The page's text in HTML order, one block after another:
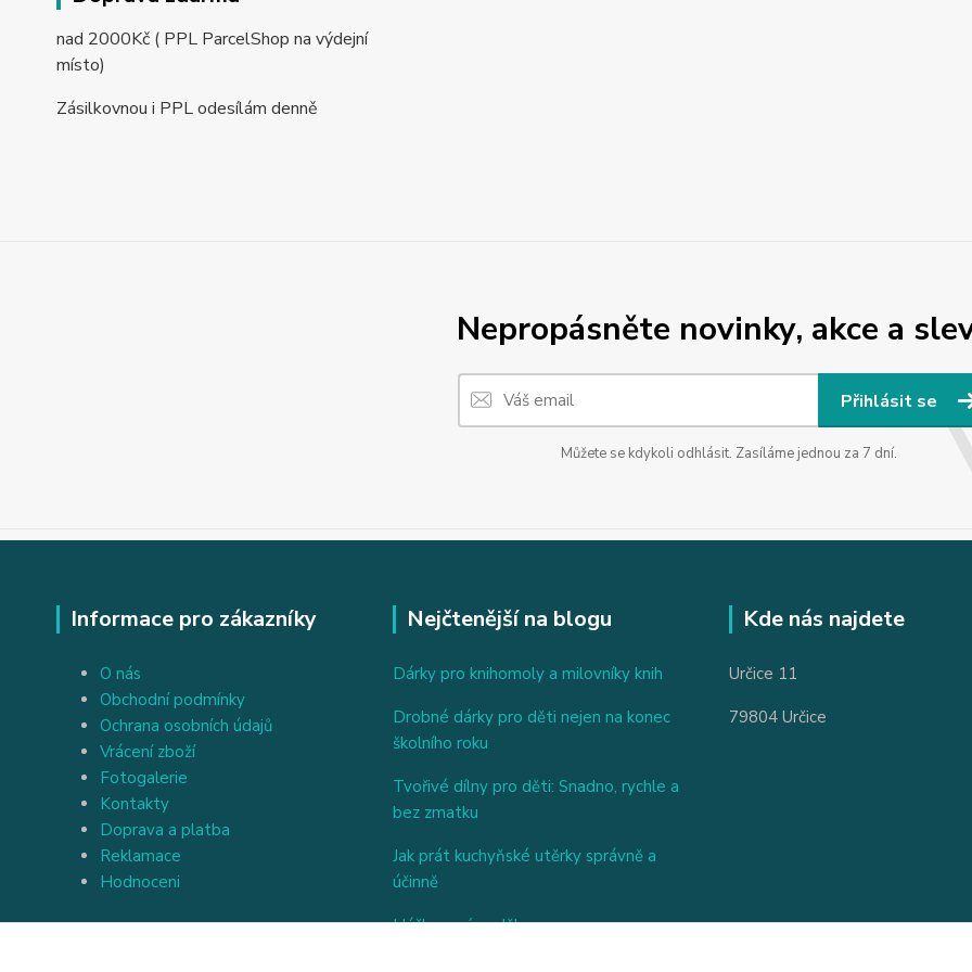
nad 2000Kč ( PPL ParcelShop na výdejní
místo)
Zásilkovnou i PPL odesílám denně
Nepropásněte novinky, akce a
Přihlásit se
Můžete se kdykoli odhlásit. Zasíláme jednou za 7 dní.
Informace pro zákazníky
O nás
Obchodní podmínky
Ochrana osobních údajů
Vrácení zboží
Fotogalerie
Kontakty
Doprava a platba
Reklamace
Hodnoceni
Nejčtenější na blogu
Dárky pro knihomoly a milovníky knih
Drobné dárky pro děti nejen na konec
školního roku
Tvořivé dílny pro děti: Snadno, rychle a
bez zmatku
Jak prát kuchyňské utěrky správně a
účinně
Háčkovaný anděl
Kde nás najdete
Určice 11
79804 Určice